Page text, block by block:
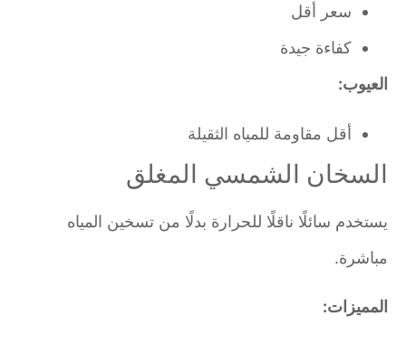
سعر أقل
كفاءة جيدة
العيوب:
أقل مقاومة للمياه الثقيلة
السخان الشمسي المغلق
يستخدم سائلًا ناقلًا للحرارة بدلًا من تسخين المياه
مباشرة.
المميزات: